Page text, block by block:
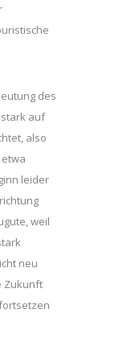
des
auf
also
leider
weil
neu
Zukunft